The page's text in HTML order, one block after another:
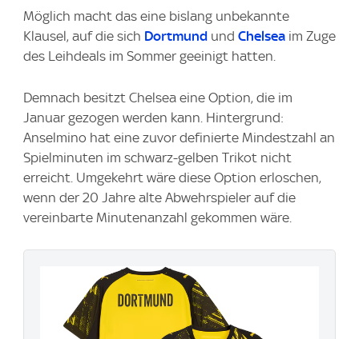
Möglich macht das eine bislang unbekannte
Klausel, auf die sich Dortmund und Chelsea im Zuge
des Leihdeals im Sommer geeinigt hatten.
Demnach besitzt Chelsea eine Option, die im
Januar gezogen werden kann. Hintergrund:
Anselmino hat eine zuvor definierte Mindestzahl an
Spielminuten im schwarz-gelben Trikot nicht
erreicht. Umgekehrt wäre diese Option erloschen,
wenn der 20 Jahre alte Abwehrspieler auf die
vereinbarte Minutenanzahl gekommen wäre.